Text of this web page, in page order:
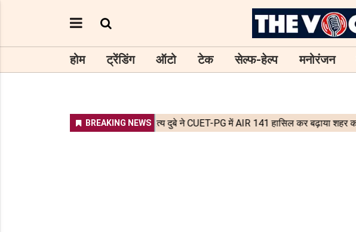
होम ट्रेंडिंग ऑटो टेक सेल्फ-हेल्प मनोरंजन